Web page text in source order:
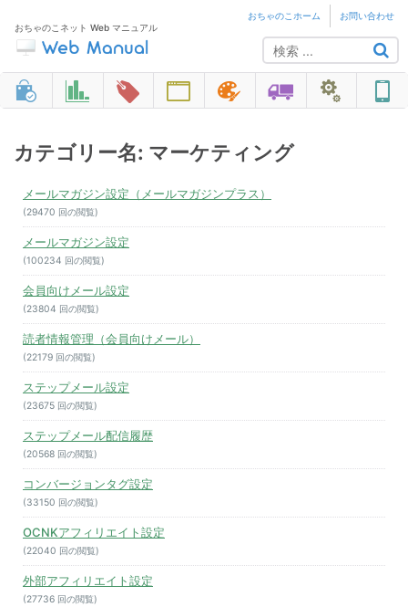
おちゃのこネット Web マニュアル
おちゃのこホーム お問い合わせ
カテゴリー名: マーケティング
メールマガジン設定（メールマガジンプラス）
(29470 回の閲覧)
メールマガジン設定
(100234 回の閲覧)
会員向けメール設定
(23804 回の閲覧)
読者情報管理（会員向けメール）
(22179 回の閲覧)
ステップメール設定
(23675 回の閲覧)
ステップメール配信履歴
(20568 回の閲覧)
コンバージョンタグ設定
(33150 回の閲覧)
OCNKアフィリエイト設定
(22040 回の閲覧)
外部アフィリエイト設定
(27736 回の閲覧)